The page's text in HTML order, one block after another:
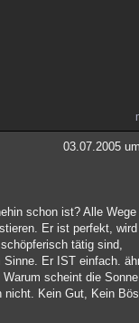
03.07.2005
schon ist? Alle Wege
Er ist perfekt, wird
tätig sind,
Er IST einfach.
scheint die Sonne
nicht. Kein Gut, Kein